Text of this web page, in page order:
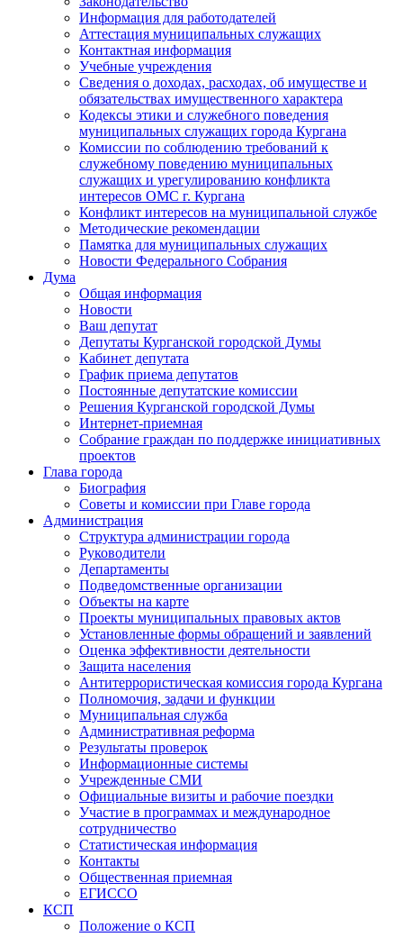
Информация для работодателей
Аттестация муниципальных служащих
Контактная информация
Учебные учреждения
Сведения о доходах, расходах, об имуществе и
обязательствах имущественного характера
Кодексы этики и служебного поведения
муниципальных служащих города Кургана
Комиссии по соблюдению требований к
служебному поведению муниципальных
служащих и урегулированию конфликта
интересов ОМС г. Кургана
Конфликт интересов на муниципальной службе
Методические рекомендации
Памятка для муниципальных служащих
Новости Федерального Cобрания
Дума
Общая информация
Новости
Ваш депутат
Депутаты Курганской городской Думы
Кабинет депутата
График приема депутатов
Постоянные депутатские комиссии
Решения Курганской городской Думы
Интернет-приемная
Собрание граждан по поддержке инициативных
проектов
Глава города
Биография
Советы и комиссии при Главе города
Администрация
Структура администрации города
Руководители
Департаменты
Подведомственные организации
Объекты на карте
Проекты муниципальных правовых актов
Установленные формы обращений и заявлений
Оценка эффективности деятельности
Защита населения
Антитеррористическая комиссия города Кургана
Полномочия, задачи и функции
Муниципальная служба
Административная реформа
Результаты проверок
Информационные системы
Учрежденные СМИ
Официальные визиты и рабочие поездки
Участие в программах и международное
сотрудничество
Статистическая информация
Контакты
Общественная приемная
ЕГИССО
КСП
Положение о КСП